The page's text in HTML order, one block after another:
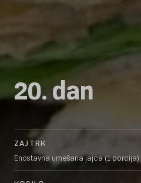
20. dan
ZAJTRK
Enostavna umešana jajca (1 porcija)